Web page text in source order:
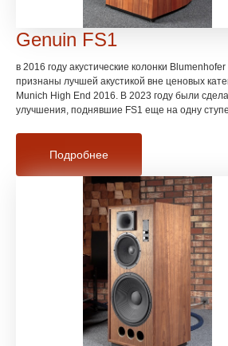
Genuin FS1
в 2016 году акустические колонки
признаны лучшей акустикой вне ценовых
Munich High End 2016. В 2023 году были
улучшения, поднявшие FS1 еще на одну
Подробнее